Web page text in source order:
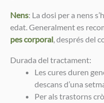
Nens: La dosi per a nens
edat. Generalment es
pes corporal, després del
Durada del tractament:
Les cures duren
descans d’una
Per als trastorns